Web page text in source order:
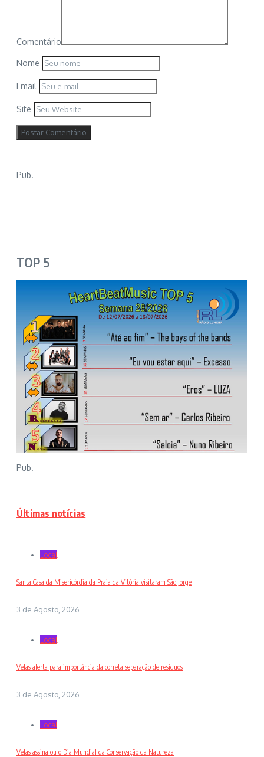
Comentário
Nome
Email
Site
Pub.
TOP 5
Pub.
Últimas notícias
Local
Santa Casa da Misericórdia da Praia da Vitória visitaram São Jorge
3 de Agosto, 2026
Local
Velas alerta para importância da correta separação de resíduos
3 de Agosto, 2026
Local
Velas assinalou o Dia Mundial da Conservação da Natureza